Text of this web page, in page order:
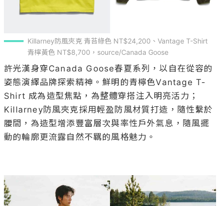
Killarney防風夾克 青苔綠色 NT$24,200、Vantage T-Shirt
青檸黃色 NT$8,700，source/Canada Goose
許光漢身穿Canada Goose春夏系列，以自在從容的
姿態演繹品牌探索精神。鮮明的青檸色Vantage T-
Shirt 成為造型焦點，為整體穿搭注入明亮活力；
Killarney防風夾克採用輕盈防風材質打造，隨性繫於
腰間，為造型增添豐富層次與率性戶外氣息，隨風擺
動的輪廓更流露自然不羈的風格魅力。